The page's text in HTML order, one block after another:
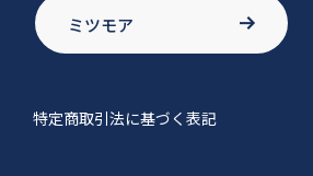
ミツモア
特定商取引法に基づく表記